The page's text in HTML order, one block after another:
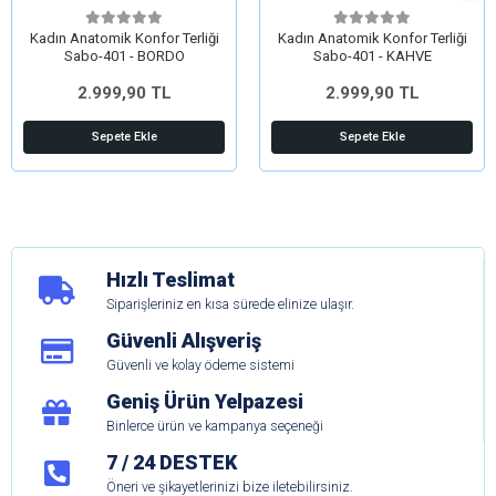
Kadın Anatomik Konfor Terliği
Sabo-401 - BORDO
2.999,90 TL
Sepete Ekle
Kadın Anatomik Konfor Terliği
Sabo-401 - KAHVE
2.999,90 TL
Sepete Ekle
Hızlı Teslimat
Siparişleriniz en kısa sürede elinize ulaşır.
Güvenli Alışveriş
Güvenli ve kolay ödeme sistemi
Geniş Ürün Yelpazesi
Binlerce ürün ve kampanya seçeneği
7 / 24 DESTEK
Öneri ve şikayetlerinizi bize iletebilirsiniz.